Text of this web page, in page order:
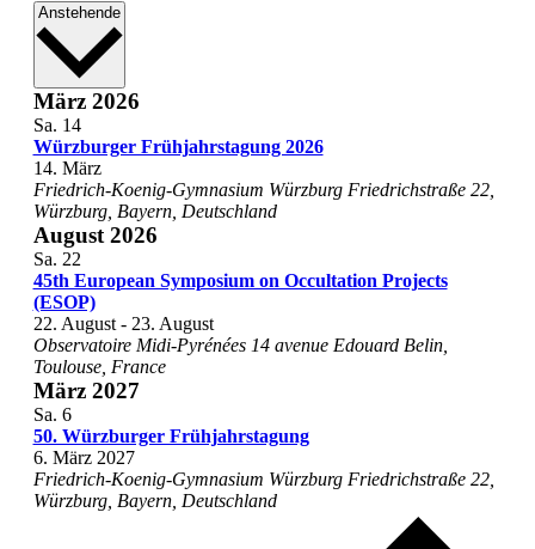
Anstehende Datum
März 2026
Sa. 14
Würzburger Frühjahrstagung 2026
14. März
Friedrich-Koenig-Gymnasium Würzburg Friedrichstraße 22,
Würzburg, Bayern, Deutschland
August 2026
Sa. 22
45th European Symposium on Occultation Projects
(ESOP)
22. August- 23. August
Observatoire Midi-Pyrénées 14 avenue Edouard Belin,
Toulouse, France
März 2027
Sa. 6
50. Würzburger Frühjahrstagung
6. März 2027
Friedrich-Koenig-Gymnasium Würzburg Friedrichstraße 22,
Würzburg, Bayern, Deutschland